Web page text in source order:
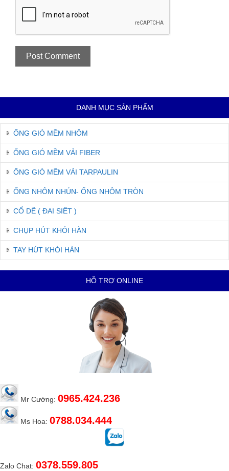
DANH MỤC SẢN PHẨM
ỐNG GIÓ MỀM NHÔM
ỐNG GIÓ MỀM VẢI FIBER
ỐNG GIÓ MỀM VẢI TARPAULIN
ỐNG NHÔM NHÚN- ỐNG NHÔM TRÒN
CỔ DÊ ( ĐAI SIẾT )
CHỤP HÚT KHÓI HÀN
TAY HÚT KHÓI HÀN
HỖ TRỢ ONLINE
Mr Cường: 0965.424.236
Ms Hoa: 0788.034.444
Zalo Chat: 0378.559.805